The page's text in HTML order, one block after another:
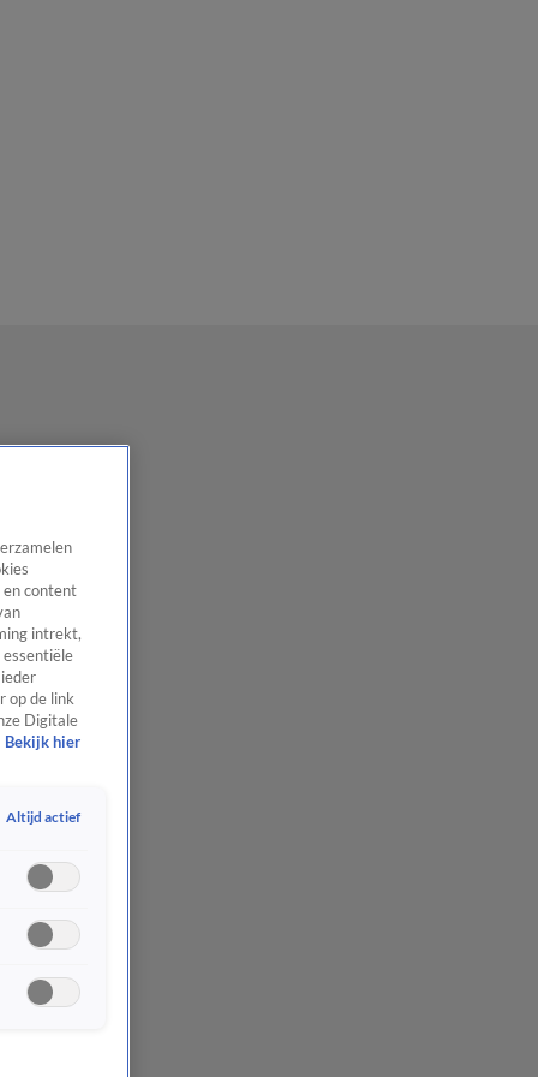
en content
intrekt,
op de link
Digitale
Bekijk hier
Altijd actief